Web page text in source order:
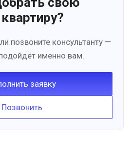
позвоните консультанту —
именно вам.
заявку
Позвонить